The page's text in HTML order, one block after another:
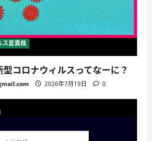
ス変異株
コロナウィルスってなーに？
2026年7月19日 0